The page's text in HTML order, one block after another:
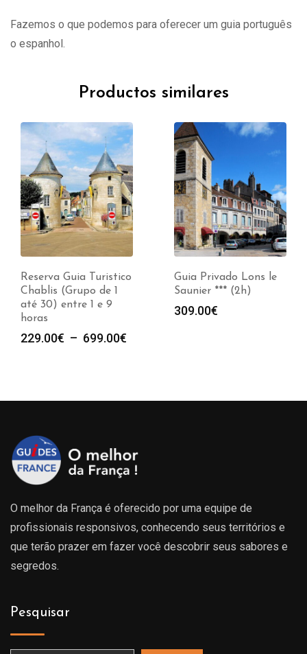
Fazemos o que podemos para oferecer um guia português
o espanhol.
Productos similares
Reserva Guia Turistico
Chablis (Grupo de 1
até 30) entre 1 e 9
horas
229.00€ – 699.00€
à
Guia Privado Lons le
Saunier *** (2h)
309.00€
O melhor da França é oferecido por uma equipe de
profissionais responsivos, conhecendo seus territórios e
que terão prazer em fazer você descobrir seus sabores e
segredos.
Pesquisar